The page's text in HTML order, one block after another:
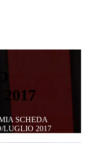
SCHEDA
LUGLIO 2017